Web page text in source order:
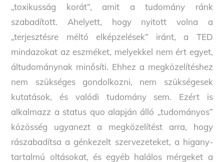
„toxikusság korát”, amit a tudomány ránk
szabadított. Ahelyett, hogy nyitott volna a
„terjesztésre méltó elképzelések” iránt, a TED
mindazokat az eszméket, melyekkel nem ért egyet,
áltudománynak minősíti. Ehhez a megközelítéshez
nem szükséges gondolkozni, nem szükségesek
kutatások, és valódi tudomány sem. Ezért is
alkalmazz a status quo alapján álló „tudományos”
közösség ugyanezt a megközelítést arra, hogy
rászabadítsa a génkezelt szervezeteket, a higany-
tartalmú oltásokat, és egyéb halálos mérgeket a